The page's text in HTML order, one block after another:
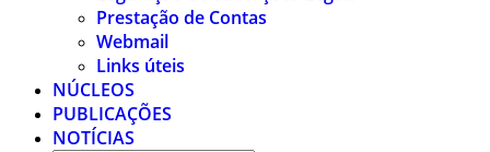
Prestação de Contas
Webmail
Links úteis
NÚCLEOS
PUBLICAÇÕES
NOTÍCIAS